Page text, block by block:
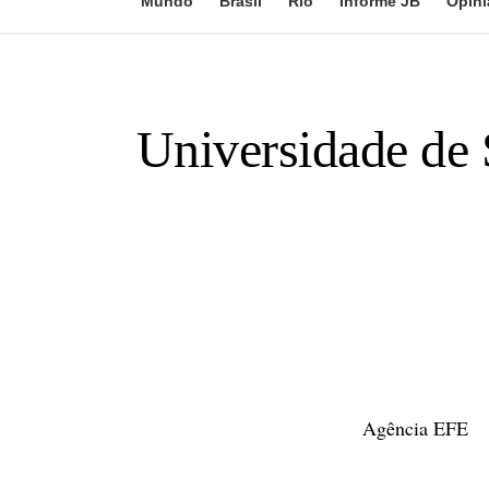
Universidade de
Agência EFE